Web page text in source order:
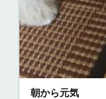
朝から元気